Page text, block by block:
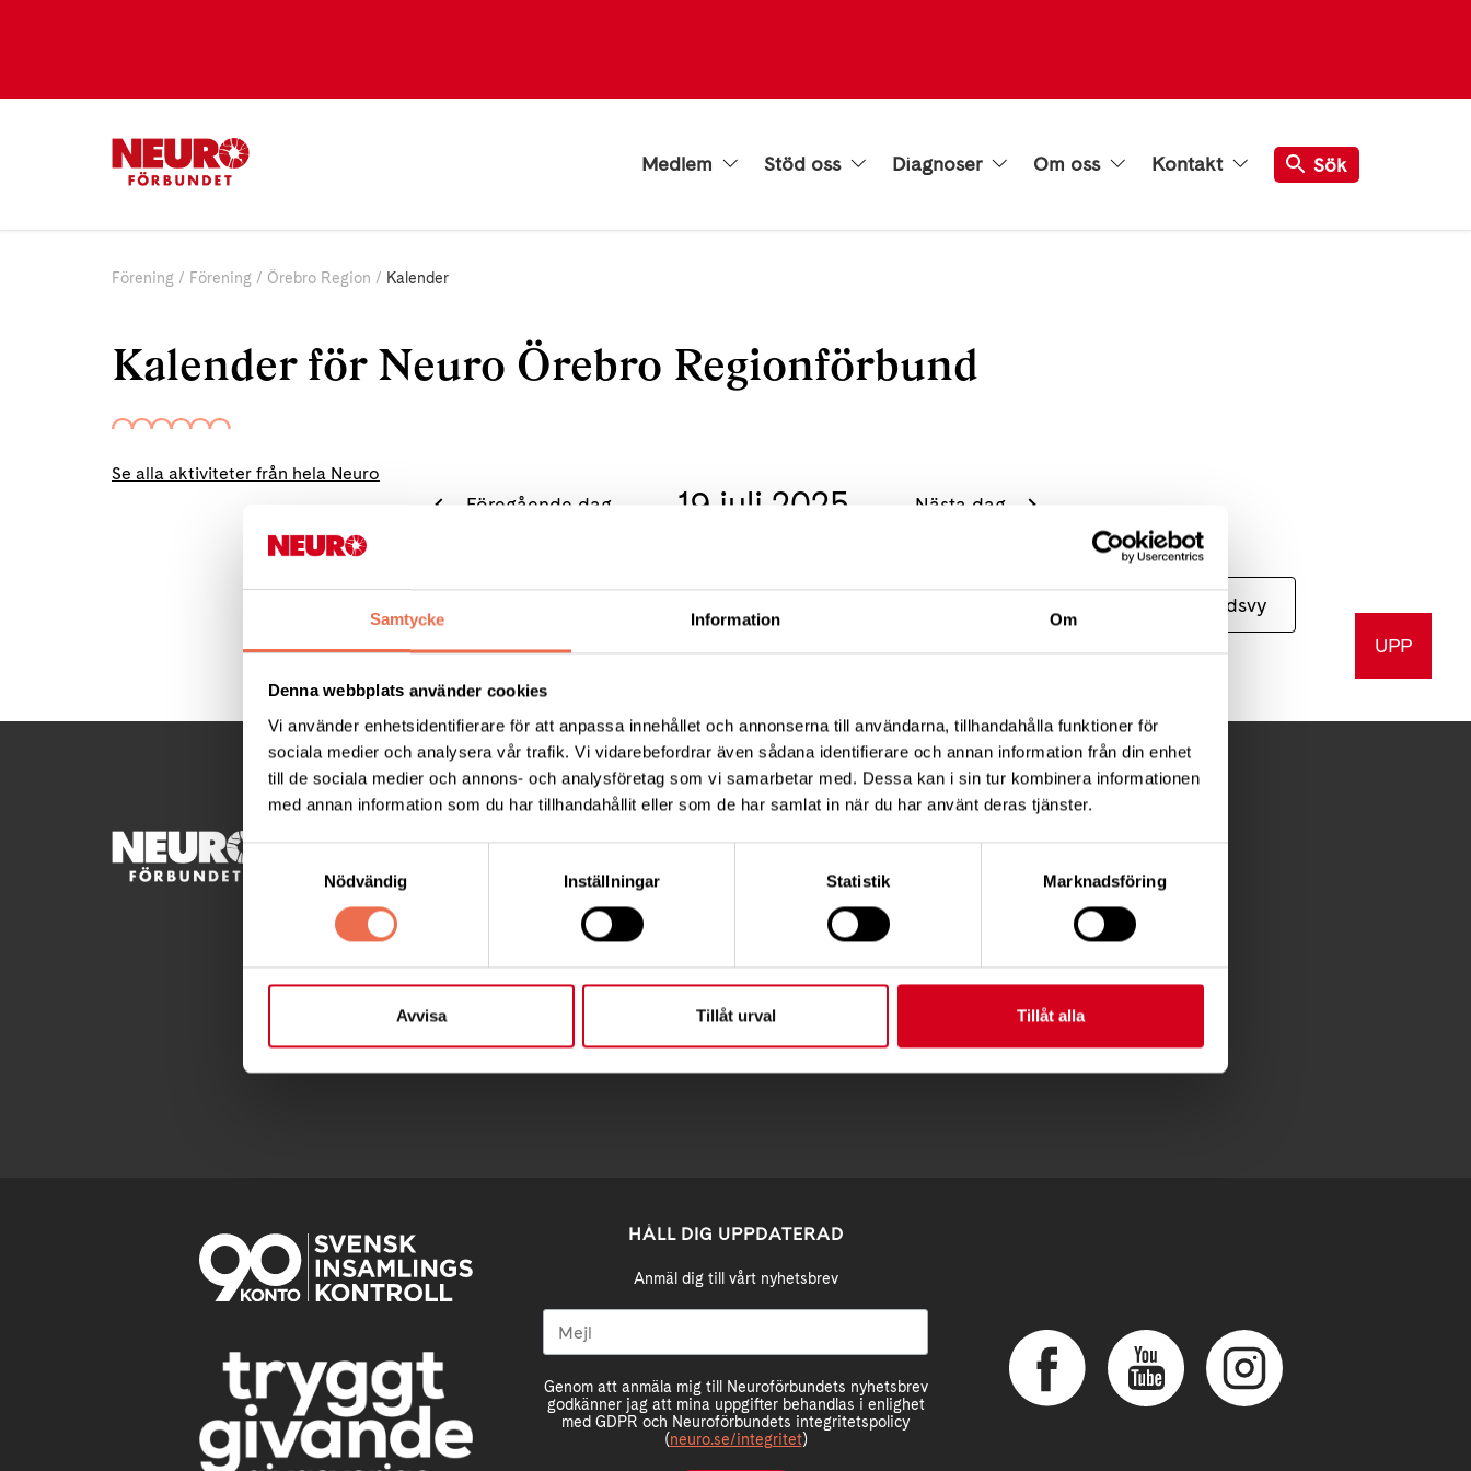
Samtycke Information Om
Denna webbplats använder cookies
Vi använder enhetsidentifierare för att anpassa innehållet och annonserna till användarna, tillhandahålla funktioner för
sociala medier och analysera vår trafik. Vi vidarebefordrar även sådana identifierare och annan information från din enhet
till de sociala medier och annons- och analysföretag som vi samarbetar med. Dessa kan i sin tur kombinera informationen
med annan information som du har tillhandahållit eller som de har samlat in när du har använt deras tjänster.
Samtyckesval
Nödvändig
Inställningar Statistik Marknadsföring
Avvisa Tillåt urval Tillåt alla
Medlem Stöd oss Diagnoser Om oss Kontakt Sök
Förening Förening Örebro Region Kalender
Kalender för Neuro Örebro Regionförbund
Se alla aktiviteter från hela Neuro
Föregående dag 19 juli 2025 Nästa dag
Månadsvy
UPP
KONTAKT
Telefon:070-619 57 05
HÅLL DIG UPPDATERAD
Anmäl dig till vårt nyhetsbrev
Genom att anmäla mig till Neuroförbundets nyhetsbrev
godkänner jag att mina uppgifter behandlas i enlighet
med GDPR och Neuroförbundets integritetspolicy
(neuro.se/integritet)